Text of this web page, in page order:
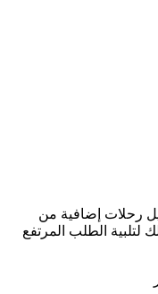
رحلات إضافية من
لتلبية الطلب المرتفع